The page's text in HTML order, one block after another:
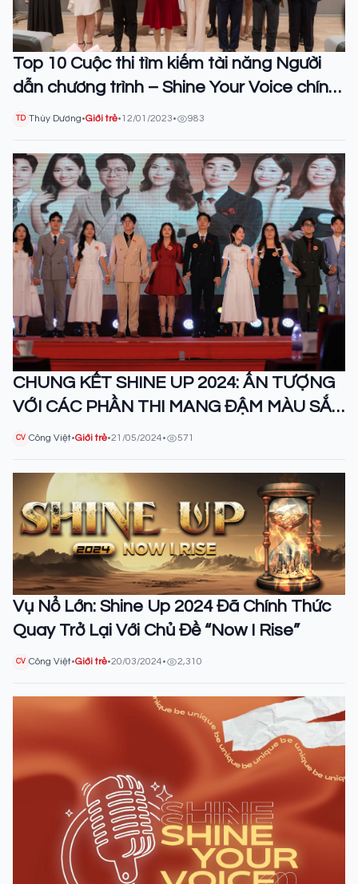
Top 10 Cuộc thi tìm kiếm tài năng Người
dẫn chương trình – Shine Your Voice chính
thức lộ diện
TD Thùy Dương•Giới trẻ•12/01/2023• 983
CHUNG KẾT SHINE UP 2024: ẤN TƯỢNG
VỚI CÁC PHẦN THI MANG ĐẬM MÀU SẮC
CÁ NHÂN.
CV Công Việt•Giới trẻ•21/05/2024• 571
Vụ Nổ Lớn: Shine Up 2024 Đã Chính Thức
Quay Trở Lại Với Chủ Đề “Now I Rise”
CV Công Việt•Giới trẻ•20/03/2024• 2,310